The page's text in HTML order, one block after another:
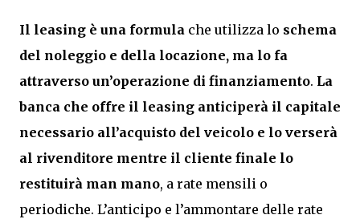
Il leasing è una formula che utilizza lo schema
del noleggio e della locazione, ma lo fa
attraverso un’operazione di finanziamento. La
banca che offre il leasing anticiperà il capitale
necessario all’acquisto del veicolo e lo verserà
al rivenditore mentre il cliente finale lo
restituirà man mano, a rate mensili o
periodiche. L’anticipo e l’ammontare delle rate